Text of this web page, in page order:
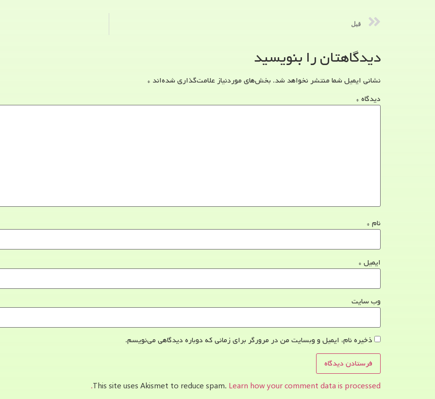
قبل
دیدگاهتان را بنویسید
نشانی ایمیل شما منتشر نخواهد شد. بخش‌های موردنیاز علامت‌گذاری شده‌اند *
دیدگاه *
نام *
ایمیل *
وب‌ سایت
ذخیره نام، ایمیل و وبسایت من در مرورگر برای زمانی که دوباره دیدگاهی می‌نویسم.
This site uses Akismet to reduce spam. Learn how your comment data is processed.